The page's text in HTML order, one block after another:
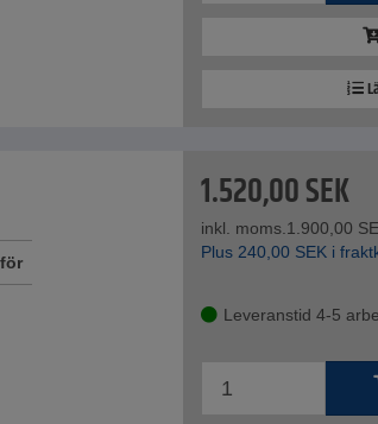
1.520,00SEK
inkl. moms.1.900,00
Plus 240,00 SEK i
Leveranstid 4-5